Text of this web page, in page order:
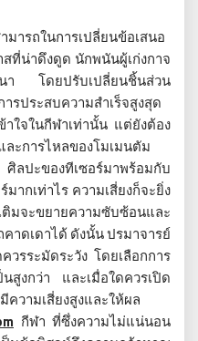
ารถในการเปลี่ยนข้อเสนอ
ที่น่าดึงดูด นักพนันผู้เก่งกาจ
นา โดยปรับเปลี่ยนชิ้นส่วน
รประสบความสำเร็จสูงสุด
าใจในกีฬาเท่านั้น แต่ยังต้อง
ะการไหลของโมเมนตัม
ลปะของทีเซอร์มาพร้อมกับ
ากเท่าไร ความเสี่ยงก็จะยิ่ง
จะขยายความซับซ้อนและ
าดเดาได้ ดังนั้น ปรมาจารย์
วรระมัดระวัง โดยเลือกการ
นสูงกว่า และเมื่อใดควรเปิด
วามเสี่ยงสูงและให้ผล
กีฬา ที่ซึ่งความไม่แน่นอน